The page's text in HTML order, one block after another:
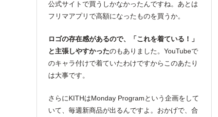
公式サイトで買うしかなかったんですね。あとは
フリマアプリで高額になったものを買うか。
ロゴの存在感があるので、「これを着ている！」
と主張しやすかったのもありました。YouTubeで
のキャラ付けで着ていたわけですからこのあたり
は大事です。
さらにKITHはMonday Programという企画をして
いて、毎週新商品が出るんですよ。おかげで、合